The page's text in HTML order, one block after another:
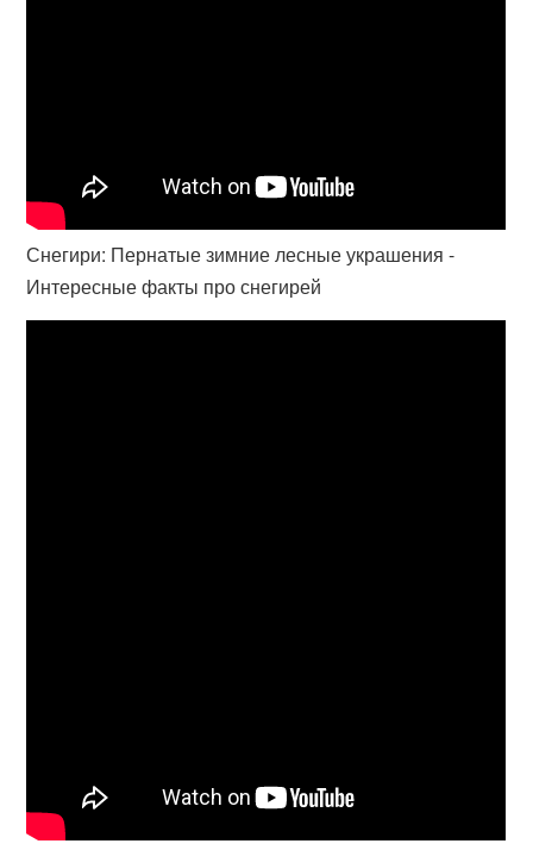
Снегири: Пернатые зимние лесные украшения -
Интересные факты про снегирей